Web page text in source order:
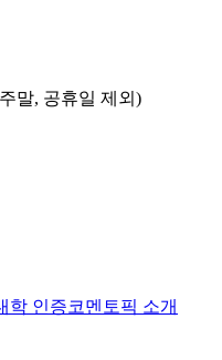
말, 공휴일 제외)
학 인증코멘토픽 소개